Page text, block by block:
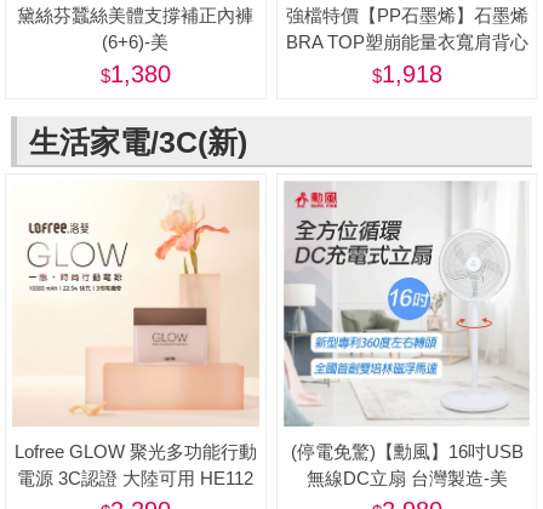
黛絲芬蠶絲美體支撐補正內褲
(6+6)-美
1,380
強檔特價【PP石墨烯】石墨烯
BRA TOP塑崩能量衣寬肩背心
款1件-美
1,918
生活家電/3C(新)
Lofree GLOW 聚光多功能行動
電源 3C認證 大陸可用 HE112
(停電免驚)【勳風】16吋USB
無線DC立扇 台灣製造-美